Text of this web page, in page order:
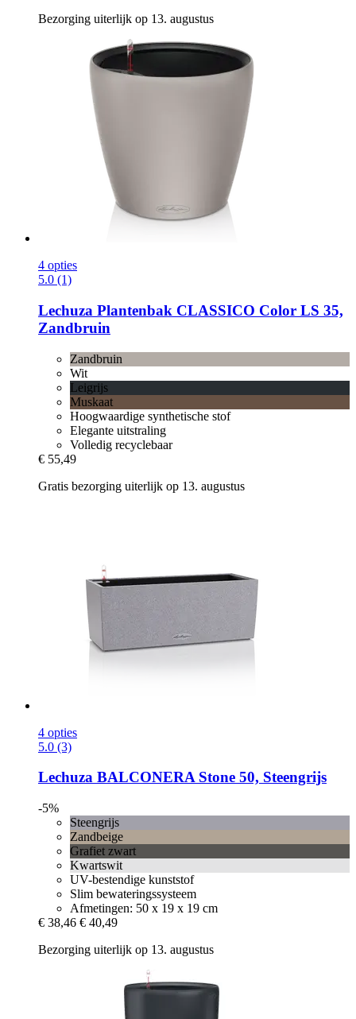
Bezorging uiterlijk op 13. augustus
4 opties
5.0 (1)
Lechuza Plantenbak CLASSICO Color LS 35,
Zandbruin
Zandbruin
Wit
Leigrijs
Muskaat
Hoogwaardige synthetische stof
Elegante uitstraling
Volledig recyclebaar
€ 55,49
Gratis bezorging uiterlijk op 13. augustus
4 opties
5.0 (3)
Lechuza BALCONERA Stone 50, Steengrijs
-5%
Steengrijs
Zandbeige
Grafiet zwart
Kwartswit
UV-bestendige kunststof
Slim bewateringssysteem
Afmetingen: 50 x 19 x 19 cm
€ 38,46 € 40,49
Bezorging uiterlijk op 13. augustus